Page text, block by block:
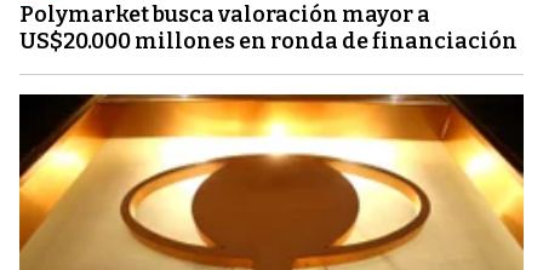
Polymarket busca valoración mayor a
US$20.000 millones en ronda de financiación